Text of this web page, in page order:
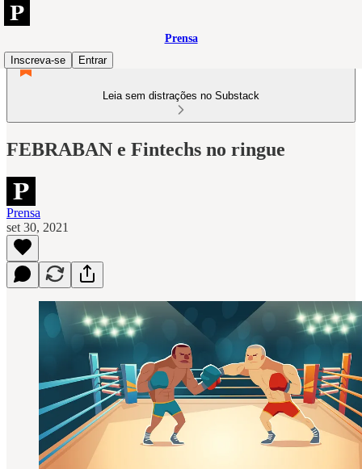
Prensa
Inscreva-se
Entrar
Leia sem distrações no Substack
FEBRABAN e Fintechs no ringue
Prensa
set 30, 2021